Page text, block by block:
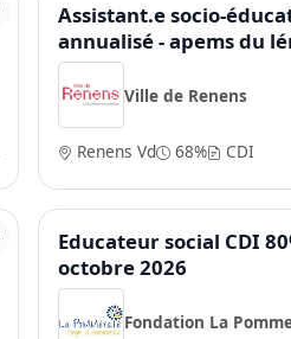
Assistant.e socio-
annualisé - apems du
Ville de Renens
Renens Vd 68% CDI
Educateur social CDI
octobre 2026
Fondation La